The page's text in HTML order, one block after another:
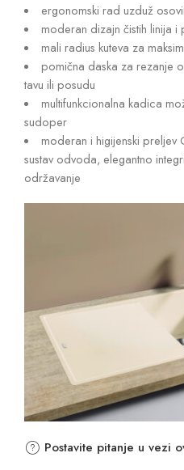
ergonomski rad uzduž
moderan dizajn čistih linija
mali radius kuteva za
pomična daska za rezanje
tavu ili posudu
multifunkcionalna kadica
sudoper
moderan i higijenski preljev
sustav odvoda, elegantno
održavanje
Postavite pitanje u vezi